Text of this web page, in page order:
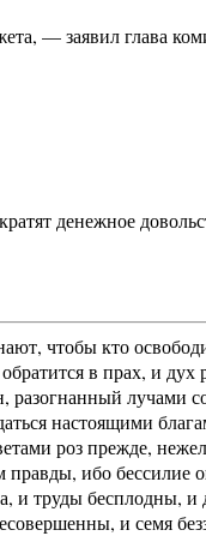
— заявил глава
денежное
чтобы кто
в прах, и дух
разогнанный
настоящими
роз прежде,
ибо бессилие
и труды
и семя